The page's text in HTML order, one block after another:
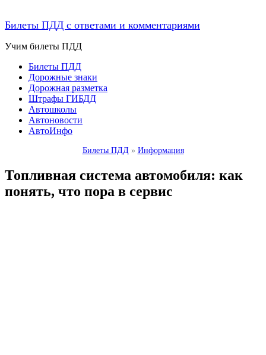
Билеты ПДД с ответами и комментариями
Учим билеты ПДД
Билеты ПДД
Дорожные знаки
Дорожная разметка
Штрафы ГИБДД
Автошколы
Автоновости
АвтоИнфо
Билеты ПДД » Информация
Топливная система автомобиля: как
понять, что пора в сервис